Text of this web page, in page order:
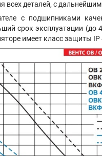
всех деталей, с
с подшипниками
срок эксплуатации (до
имеет класс защиты IP